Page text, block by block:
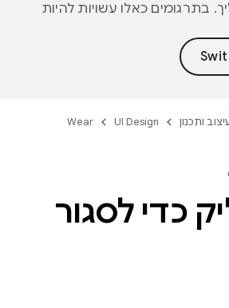
בתרגומים כאלו עשויות להיות
ותכנון UI Design
Wear
כדי לסגור